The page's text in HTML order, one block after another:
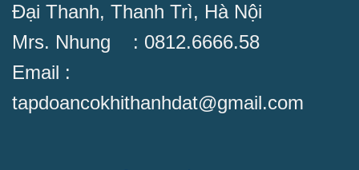
Đại Thanh, Thanh Trì, Hà Nội
Mrs. Nhung : 0812.6666.58
Email :
tapdoancokhithanhdat@gmail.com